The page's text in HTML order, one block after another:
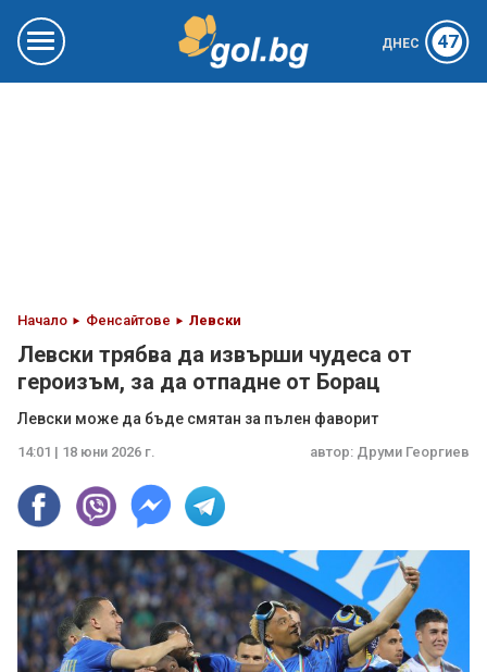
ДНЕС 47
Начало Фенсайтове Левски
Левски трябва да извърши чудеса от
героизъм, за да отпадне от Борац
Левски може да бъде смятан за пълен фаворит
14:01 | 18 юни 2026 г. автор: Друми Георгиев